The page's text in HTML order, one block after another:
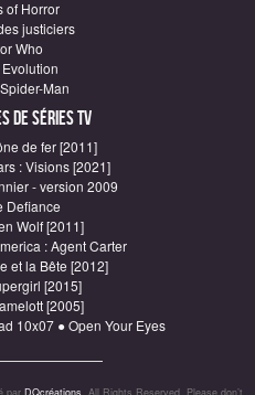
of Horror
justiciers
Who
Man
de Séries TV
de fer [2011]
: Visions [2021]
- version 2009
Defiance
Wolf [2011]
: Agent Carter
et la Bête [2012]
[2015]
[2005]
10x07 ● Open Your Eyes
par DQcréations . All Rights Reserved. Please don’t